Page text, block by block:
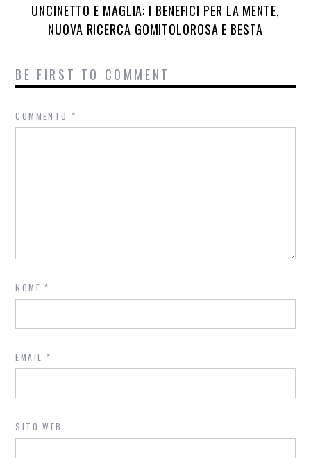
UNCINETTO E MAGLIA: I BENEFICI PER LA MENTE,
NUOVA RICERCA GOMITOLOROSA E BESTA
BE FIRST TO COMMENT
COMMENTO*
NOME*
EMAIL *
SITO WEB